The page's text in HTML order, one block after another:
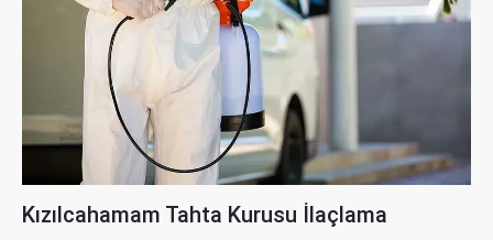
Kızılcahamam Tahta Kurusu İlaçlama